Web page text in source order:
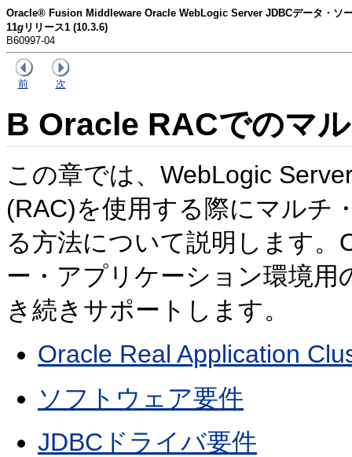
Oracle® Fusion Middleware Oracle WebLogic Server JDBCデータ・ソ
11g リリース1 (10.3.6)
B60997-04
前 次
B Oracle RACでのマ
この章では、WebLogic
(RAC)を使用する際にマルチ
る方法について説明します
ー・アプリケーション環境
き続きサポートします。
Oracle Real Application
ソフトウェア要件
JDBCドライバ要件